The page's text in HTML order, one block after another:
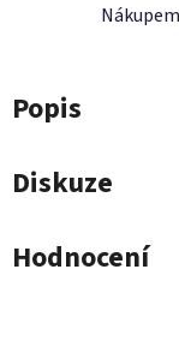
Popis
Diskuze
Hodnocení